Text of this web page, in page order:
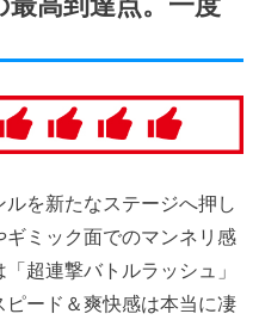
を新たなステージへ押し
ギミック面でのマンネリ感
超連撃バトルラッシュ」
ード＆爽快感は本当に凄